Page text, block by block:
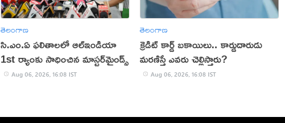
తెలంగాణ
సి.ఎం.ఏ ఫలితాలలో ఆల్ఇండియా
1st ర్యాంకు సాధించిన మాస్టర్‌మైండ్స్
Aug 06, 2026, 16:08 IST
తెలంగాణ
క్రెడిట్ కార్డ్ బకాయిలు.. కార్డుదారుడు
మరణిస్తే ఎవరు చెల్లిస్తారు?
Aug 06, 2026, 16:08 IST